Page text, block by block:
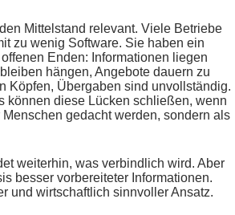
Mittelstand relevant. Viele Betriebe
zu wenig Software. Sie haben ein
Enden: Informationen liegen
hängen, Angebote dauern zu
Köpfen, Übergaben sind unvollständig.
können diese Lücken schließen, wenn
gedacht werden, sondern als
weiterhin, was verbindlich wird. Aber
besser vorbereiteter Informationen.
und wirtschaftlich sinnvoller Ansatz.